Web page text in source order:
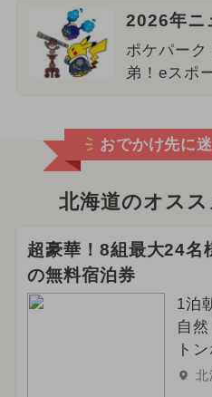
2026年ニ
ポケパー
弟！eスポ
おでかけ先に
北海道のオス
超豪華！8組最大24名
の無料宿泊券
1泊
自
ト
北